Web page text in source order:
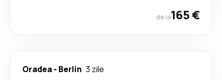
de la165 €
Oradea- Berlin 3 zile